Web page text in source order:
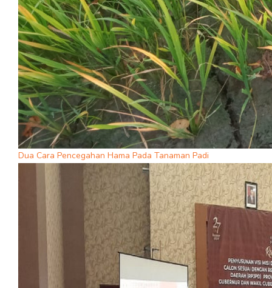
Dua Cara Pencegahan Hama Pada Tanaman Padi